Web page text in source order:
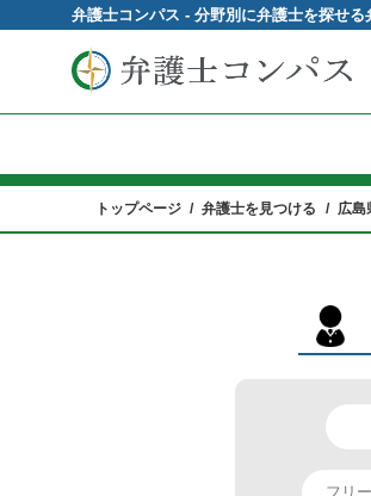
弁護士コンパス - 分野別に弁護士を探せる
トップページ 弁護士を見つける 広島